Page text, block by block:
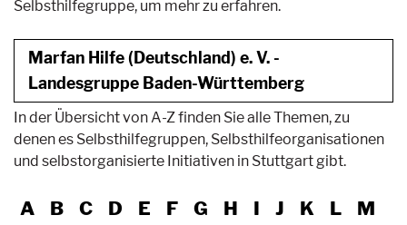
Selbsthilfegruppe, um mehr zu erfahren.
Marfan Hilfe (Deutschland) e. V. -
Landesgruppe Baden-Württemberg
In der Übersicht von A-Z finden Sie alle Themen, zu
denen es Selbsthilfegruppen, Selbsthilfeorganisationen
und selbstorganisierte Initiativen in Stuttgart gibt.
A B C D E F G H I J K L
M